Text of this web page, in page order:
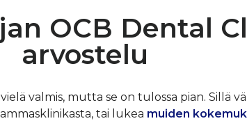
OCB Dental
arvostelu
valmis, mutta se on tulossa pian. Sillä
tai lukea muiden